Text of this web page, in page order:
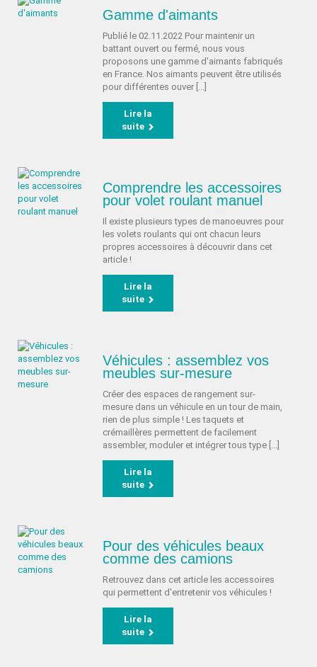
Gamme d'aimants
Publié le 02.11.2022 Pour maintenir un
battant ouvert ou fermé, nous vous
proposons une gamme d'aimants fabriqués
en France. Nos aimants peuvent être utilisés
pour différentes ouver [...]
Lire la
suite
Comprendre les accessoires
pour volet roulant manuel
Il existe plusieurs types de manoeuvres pour
les volets roulants qui ont chacun leurs
propres accessoires à découvrir dans cet
article !
Lire la
suite
Véhicules : assemblez vos
meubles sur-mesure
Créer des espaces de rangement sur-
mesure dans un véhicule en un tour de main,
rien de plus simple ! Les taquets et
crémaillères permettent de facilement
assembler, moduler et intégrer tous type [...]
Lire la
suite
Pour des véhicules beaux
comme des camions
Retrouvez dans cet article les accessoires
qui permettent d'entretenir vos véhicules !
Lire la
suite